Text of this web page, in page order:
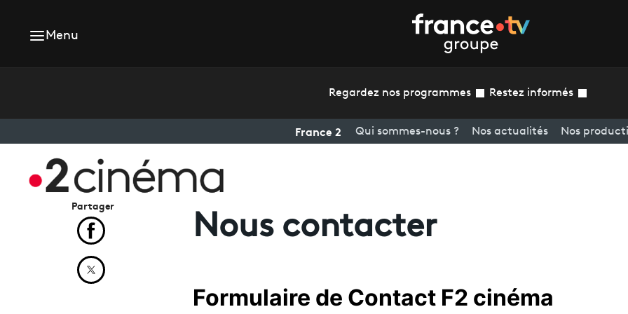
Menu
Regardez nos programmes Restez informés
France 2 Qui sommes-nous ? Nos actualités Nos
Nous contacter
Partager
Partager cet article sur Facebook
Partager cet article sur X